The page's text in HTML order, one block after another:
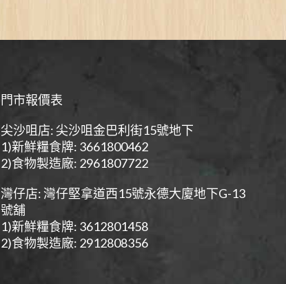
門市報價表
尖沙咀店: 尖沙咀金巴利街15號地下
1)新鮮糧食牌: 3661800462
2)食物製造廠: 2961807722
灣仔店: 灣仔堅拿道西15號永德大廈地下G-13
號舖
1)新鮮糧食牌: 3612801458
2)食物製造廠: 2912808356